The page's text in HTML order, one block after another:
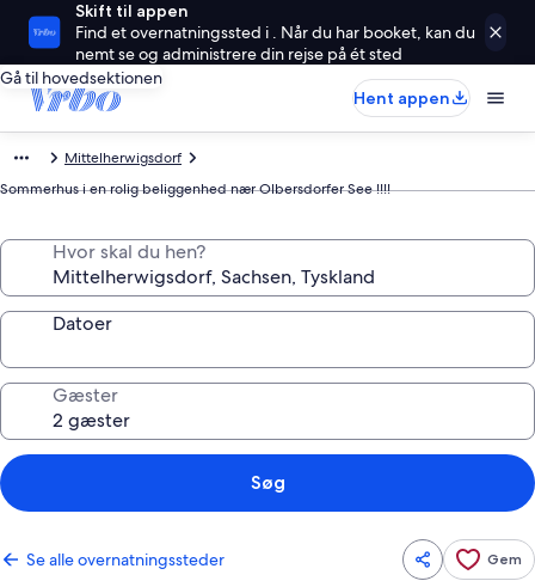
Skift til appen
Find et overnatningssted i . Når du har booket, kan du
nemt se og administrere din rejse på ét sted
Gå til hovedsektionen
Hent appen
Mittelherwigsdorf
Sommerhus i en rolig beliggenhed nær Olbersdorfer See !!!!
Hvor skal du hen?
Datoer
Gæster
Søg
Se alle overnatningssteder Gem